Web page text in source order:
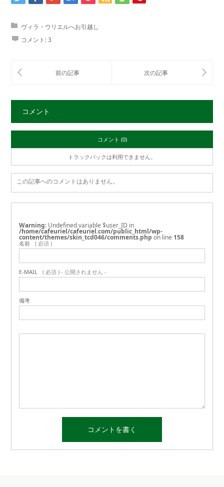
ヴィラ・ウリエルへお引越し
コメント:3
コメント
コメント (0)
トラックバックは利用できません。
この記事へのコメントはありません。
Warning : Undefined variable $user_ID in
/home/cafeuriel/cafeuriel.com/public_html/wp-
content/themes/skin_tcd046/comments.php on line 158
名前 ( 必須 )
E-MAIL ( 必須 ) - 公開されません -
備考